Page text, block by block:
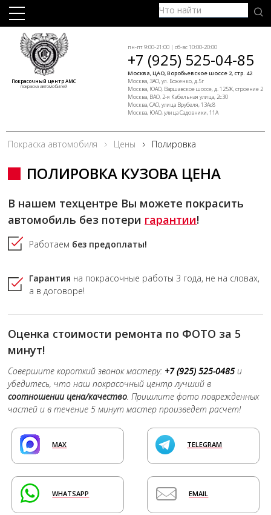
Покрасочный центр АМС
покраска автомобилей
пн-пт 9:00-21:00 | сб-вс 10:00-20:00
+7 (925) 525-04-85
Москва, ЦАО, Воробьевское шоссе 2, стр. 42
Москва, ЗАО, ул. Боженко, д.5г
Москва, ЮАО, Варшавское шоссе, д. 125Ж, строение 2
Москва, ВАО, 2-я Кабельная улица, 2с30
Москва, САО, улица Врубеля, 13Ас8
Москва, ЮАО, улица Садовники, 11А
Покраска автомобиля Цены Полировка
ПОЛИРОВКА КУЗОВА ЦЕНА
В нашем техцентре Вы можете покрасить
автомобиль без потери гарантии!
Работаем без предоплаты!
Гарантия на покрасочные работы 3 года, не на словах,
а в договоре!
Оценка стоимости ремонта по ФОТО за 5
минут!
Совершите короткий звонок мастеру: +7 (925) 525-0485 и
убедитесь, что наш покрасочный центр лучший в
соотношении цена/качество. Пришлите фото поврежденных
частей и в течение 5 минут мастер произведет расчет!
MAX TELEGRAM
WHATSAPP EMAIL